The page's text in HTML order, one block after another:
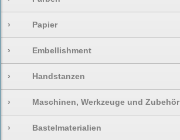
› Papier
› Embellishment
› Handstanzen
› Maschinen, Werkzeuge und Zubehör
› Bastelmaterialien